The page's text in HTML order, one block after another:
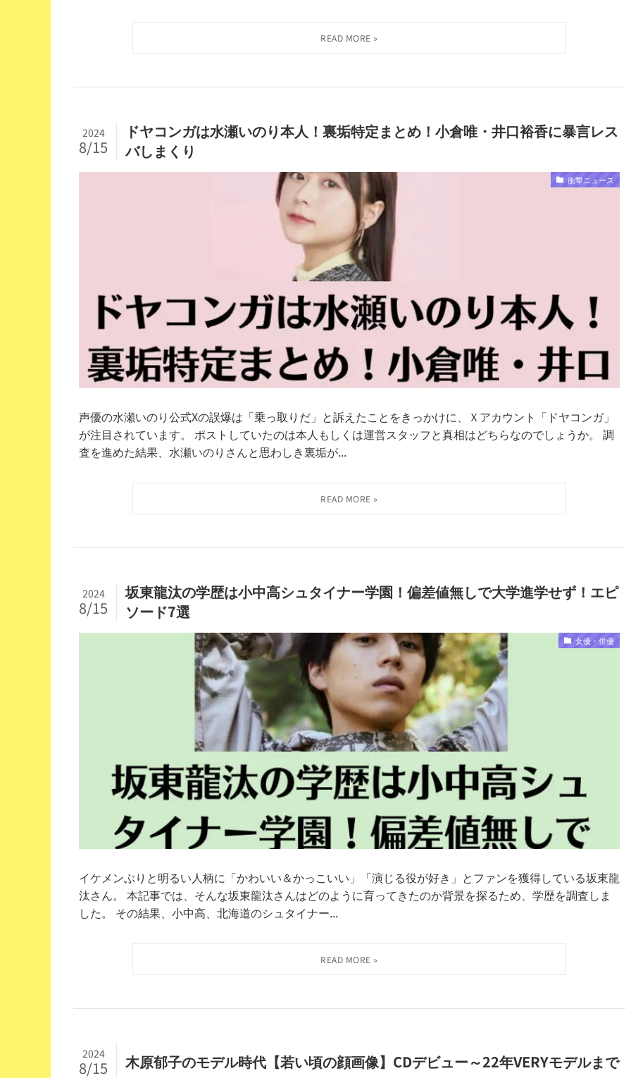
ドヤコンガは水瀬いのり本人！裏垢特定まとめ！小倉唯・井口裕香に暴言レス
バしまくり
2024
8/15
衝撃ニュース
声優の水瀬いのり公式Xの誤爆は「乗っ取りだ」と訴えたことをきっかけに、Ｘアカウント「ドヤコンガ」
が注目されています。 ポストしていたのは本人もしくは運営スタッフと真相はどちらなのでしょうか。 調
査を進めた結果、水瀬いのりさんと思わしき裏垢が...
坂東龍汰の学歴は小中高シュタイナー学園！偏差値無しで大学進学せず！エピ
ソード7選
2024
8/15
女優・俳優
イケメンぶりと明るい人柄に「かわいい＆かっこいい」「演じる役が好き」とファンを獲得している坂東龍
汰さん。 本記事では、そんな坂東龍汰さんはどのように育ってきたのか背景を探るため、学歴を調査しま
した。 その結果、小中高、北海道のシュタイナー...
木原郁子のモデル時代【若い頃の顔画像】CDデビュー～22年VERYモデルまで
2024
8/15